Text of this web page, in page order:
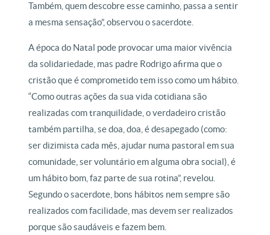
Também, quem descobre esse caminho, passa a sentir
a mesma sensação”, observou o sacerdote.
A época do Natal pode provocar uma maior vivência
da solidariedade, mas padre Rodrigo afirma que o
cristão que é comprometido tem isso como um hábito.
“Como outras ações da sua vida cotidiana são
realizadas com tranquilidade, o verdadeiro cristão
também partilha, se doa, doa, é desapegado (como:
ser dizimista cada mês, ajudar numa pastoral em sua
comunidade, ser voluntário em alguma obra social), é
um hábito bom, faz parte de sua rotina”, revelou.
Segundo o sacerdote, bons hábitos nem sempre são
realizados com facilidade, mas devem ser realizados
porque são saudáveis e fazem bem.